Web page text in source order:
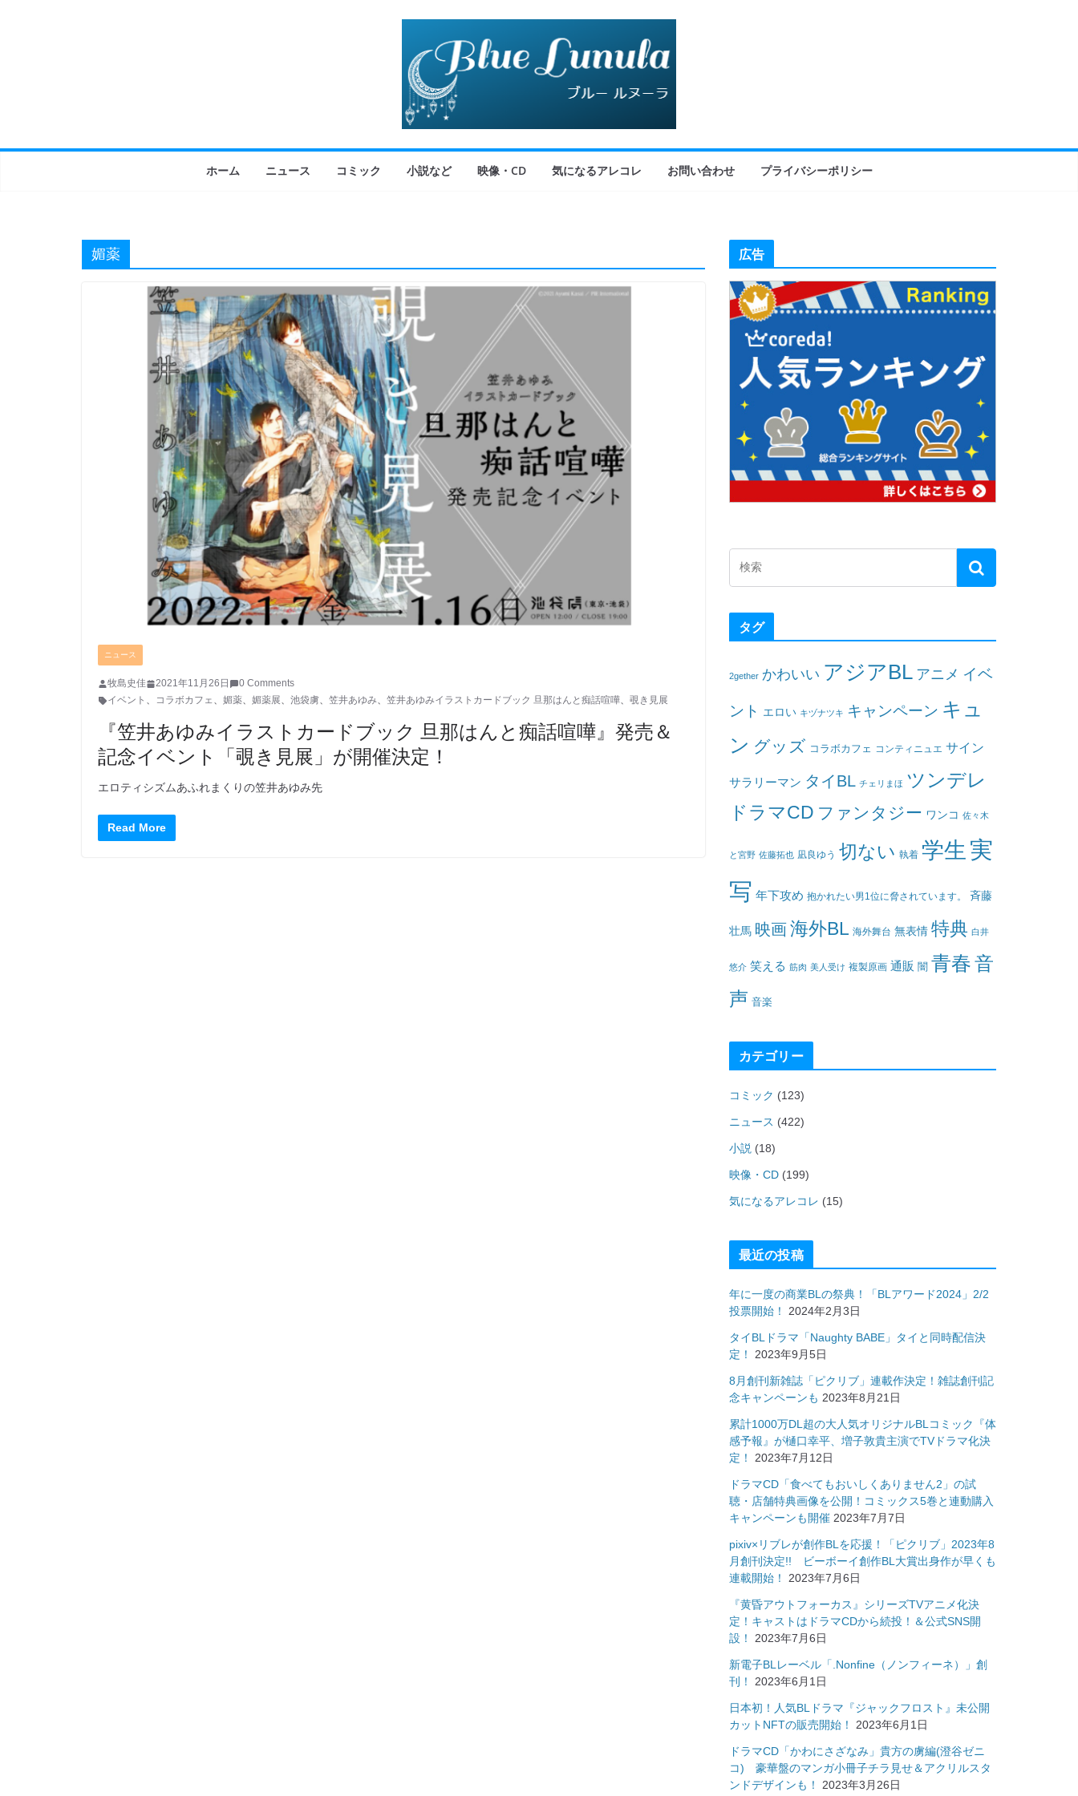
ホーム ニュース コミック 小説など 映像・CD 気になるアレコレ お問い合わせ プライバシーポリシー
媚薬
ニュース
牧島史佳 2021年11月26日
0 Comments
イベント 、 コラボカフェ、 媚薬、 媚薬展、 池袋虜、 笠井あゆみ、 笠井あゆみイラストカードブック 旦那はんと痴話喧嘩、 覗き見展
『笠井あゆみイラストカードブック 旦那はんと痴話喧嘩』発売＆
記念イベント「覗き見展」が開催決定！
エロティシズムあふれまくりの笠井あゆみ先
Read More
広告
タグ
2gether かわいい アジアBL アニメ イベ
ント エロい キヅナツキ キャンペーン キュ
ン グッズ コラボカフェ コンティニュエ サイン
サラリーマン タイBL チェリまほ ツンデレ
ドラマCD ファンタジー ワンコ 佐々木
と宮野 佐藤拓也 凪良ゆう 切ない 執着 学生 実
写 年下攻め 抱かれたい男1位に脅されています。 斉藤
壮馬 映画海外BL 海外舞台 無表情 特典 白井
悠介 笑える 筋肉 美人受け 複製原画 通販 闇 青春音
声 音楽
カテゴリー
コミック (123)
ニュース (422)
小説 (18)
映像・CD (199)
気になるアレコレ (15)
最近の投稿
年に一度の商業BLの祭典！「BLアワード2024」2/2
投票開始！
2024年2月3日
タイBLドラマ「Naughty BABE」タイと同時配信決
定！
2023年9月5日
8月創刊新雑誌「ピクリブ」連載作決定！雑誌創刊記
念キャンペーンも 2023年8月21日
累計1000万DL超の大人気オリジナルBLコミック『体
感予報』が樋口幸平、増子敦貴主演でTVドラマ化決
定！
2023年7月12日
ドラマCD「食べてもおいしくありません2」の試
聴・店舗特典画像を公開！コミックス5巻と連動購入
キャンペーンも開催 2023年7月7日
pixiv×リブレが創作BLを応援！「ピクリブ」2023年8
月創刊決定!! ビーボーイ創作BL大賞出身作が早くも
連載開始！
2023年7月6日
『黄昏アウトフォーカス』シリーズTVアニメ化決
定！キャストはドラマCDから続投！＆公式SNS開
設！
2023年7月6日
新電子BLレーベル「.Nonfine（ノンフィーネ）」創
刊！
2023年6月1日
日本初！人気BLドラマ『ジャックフロスト』未公開
カットNFTの販売開始！
2023年6月1日
ドラマCD「かわにさざなみ」貴方の虜編(澄谷ゼニ
コ) 豪華盤のマンガ小冊子チラ見せ＆アクリルスタ
ンドデザインも！
2023年3月26日